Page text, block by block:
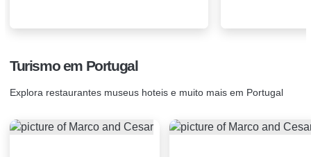
Turismo em Portugal
Explora restaurantes museus hoteis e muito mais em Portugal